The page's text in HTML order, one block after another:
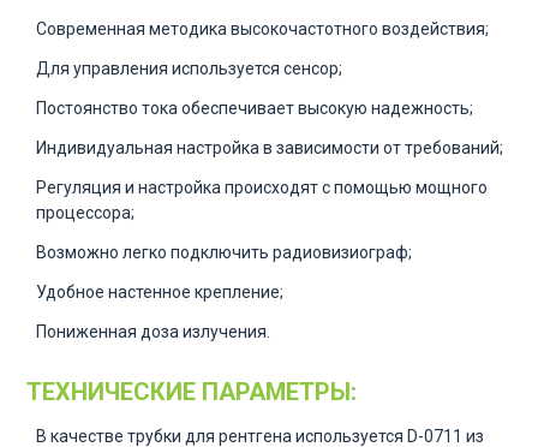
Современная методика высокочастотного воздействия;
Для управления используется сенсор;
Постоянство тока обеспечивает высокую надежность;
Индивидуальная настройка в зависимости от требований;
Регуляция и настройка происходят с помощью мощного
процессора;
Возможно легко подключить радиовизиограф;
Удобное настенное крепление;
Пониженная доза излучения.
ТЕХНИЧЕСКИЕ ПАРАМЕТРЫ:
В качестве трубки для рентгена используется D-0711 из